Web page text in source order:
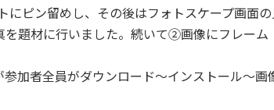
にピン留めし、その後はフォトスケープ画
を題材に行いました。続いて②画像にフレー
加者全員がダウンロード～インストール～画